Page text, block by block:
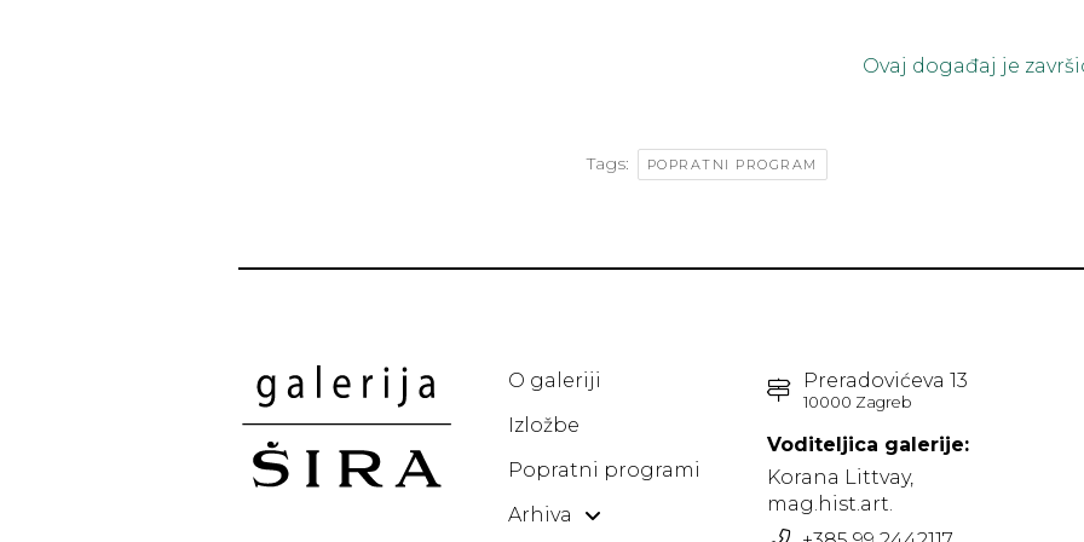
Ovaj događaj je
Tags: POPRATNI PROGRAM
O galeriji
Izložbe
Popratni programi
Arhiva
Preradovićeva 13
10000 Zagreb
Voditeljica galerije:
Korana Littvay,
mag.hist.art.